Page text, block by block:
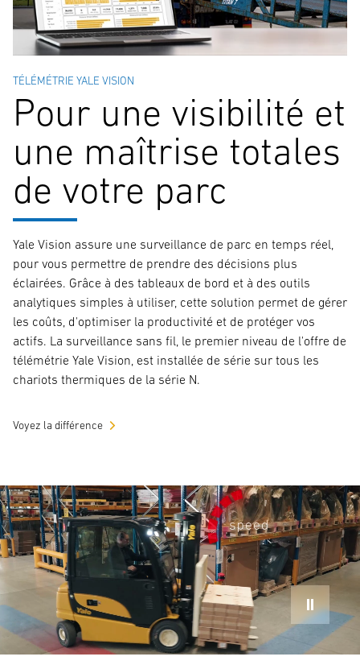
TÉLÉMÉTRIE YALE VISION
Pour une visibilité et
une maîtrise totales
de votre parc
Yale Vision assure une surveillance de parc en temps réel,
pour vous permettre de prendre des décisions plus
éclairées. Grâce à des tableaux de bord et à des outils
analytiques simples à utiliser, cette solution permet de gérer
les coûts, d'optimiser la productivité et de protéger vos
actifs. La surveillance sans fil, le premier niveau de l'offre de
télémétrie Yale Vision, est installée de série sur tous les
chariots thermiques de la série N.
Voyez la différence